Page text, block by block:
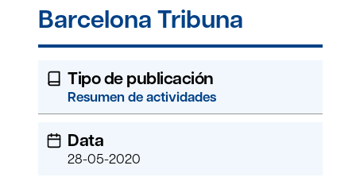
Barcelona Tribuna
Tipo de publicación
Resumen de actividades
Data
28-05-2020